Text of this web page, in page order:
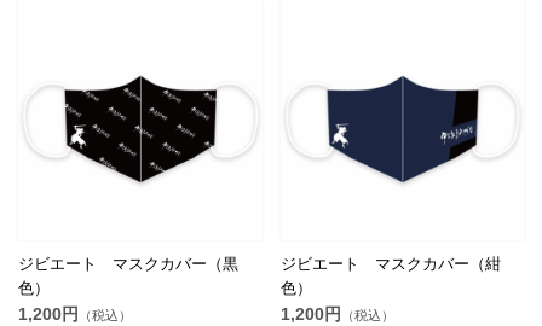
ジビエート マスクカバー（黒
色）
1,200円 （税込）
ジビエート マスクカバー（紺
色）
1,200円 （税込）